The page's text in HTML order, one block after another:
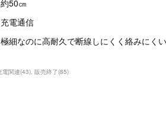
50㎝
電通信
細なのに高耐久で断線しにくく絡みにくい
電関連(43) 販売終了(85)